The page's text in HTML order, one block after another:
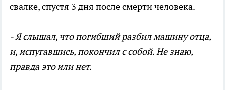
свалке, спустя 3 дня после смерти человека.
- Я слышал, что погибший разбил машину отца,
и, испугавшись, покончил с собой. Не знаю,
правда это или нет.